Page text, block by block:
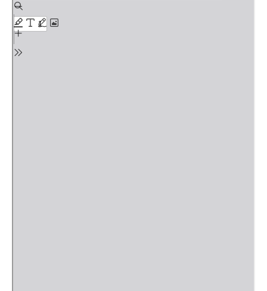
contenu
PDF